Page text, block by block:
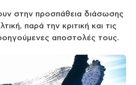
στην προσπάθεια διάσωσης
παρά την κριτική και τις
αποστολές τους.